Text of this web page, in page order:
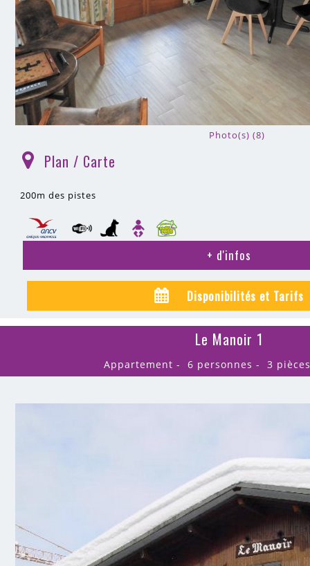
Photo(s) (8)
Plan / Carte
200m des pistes
+ d'infos
Disponibilités et Tarifs
Le Manoir 1
Appartement 6 personnes 3 pièces